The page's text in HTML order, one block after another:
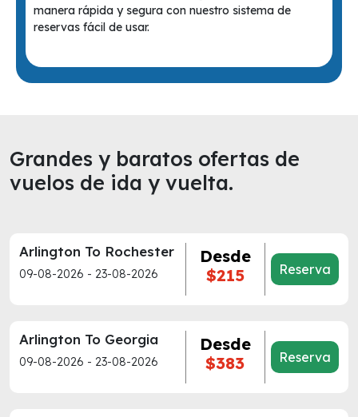
manera rápida y segura con nuestro sistema de
reservas fácil de usar.
Grandes y baratos ofertas de
vuelos de ida y vuelta.
Arlington To Rochester
09-08-2026 - 23-08-2026
Desde
$215
Reserva
Arlington To Georgia
09-08-2026 - 23-08-2026
Desde
$383
Reserva